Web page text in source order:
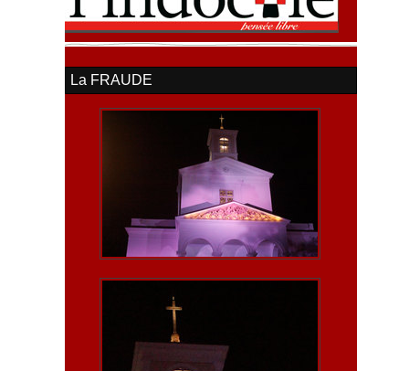
La FRAUDE